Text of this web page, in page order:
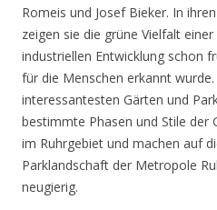
Romeis und Josef Bieker. In
zeigen sie die grüne Vielfalt
industriellen Entwicklung schon
für die Menschen erkannt
interessantesten Gärten und
bestimmte Phasen und Stile der
im Ruhrgebiet und machen auf
Parklandschaft der Metropole
neugierig.